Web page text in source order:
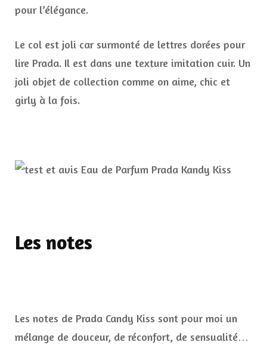
pour l’élégance.
Le col est joli car surmonté de lettres dorées pour
lire Prada. Il est dans une texture imitation cuir. Un
joli objet de collection comme on aime, chic et
girly à la fois.
Les notes
Les notes de Prada Candy Kiss sont pour moi un
mélange de douceur, de réconfort, de sensualité…